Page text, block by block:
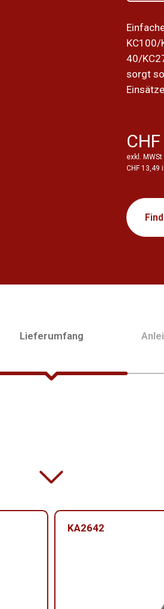
KC100/
40/
sorgt
exkl. MWSt
CHF 13,49
Lieferumfang
KA2642